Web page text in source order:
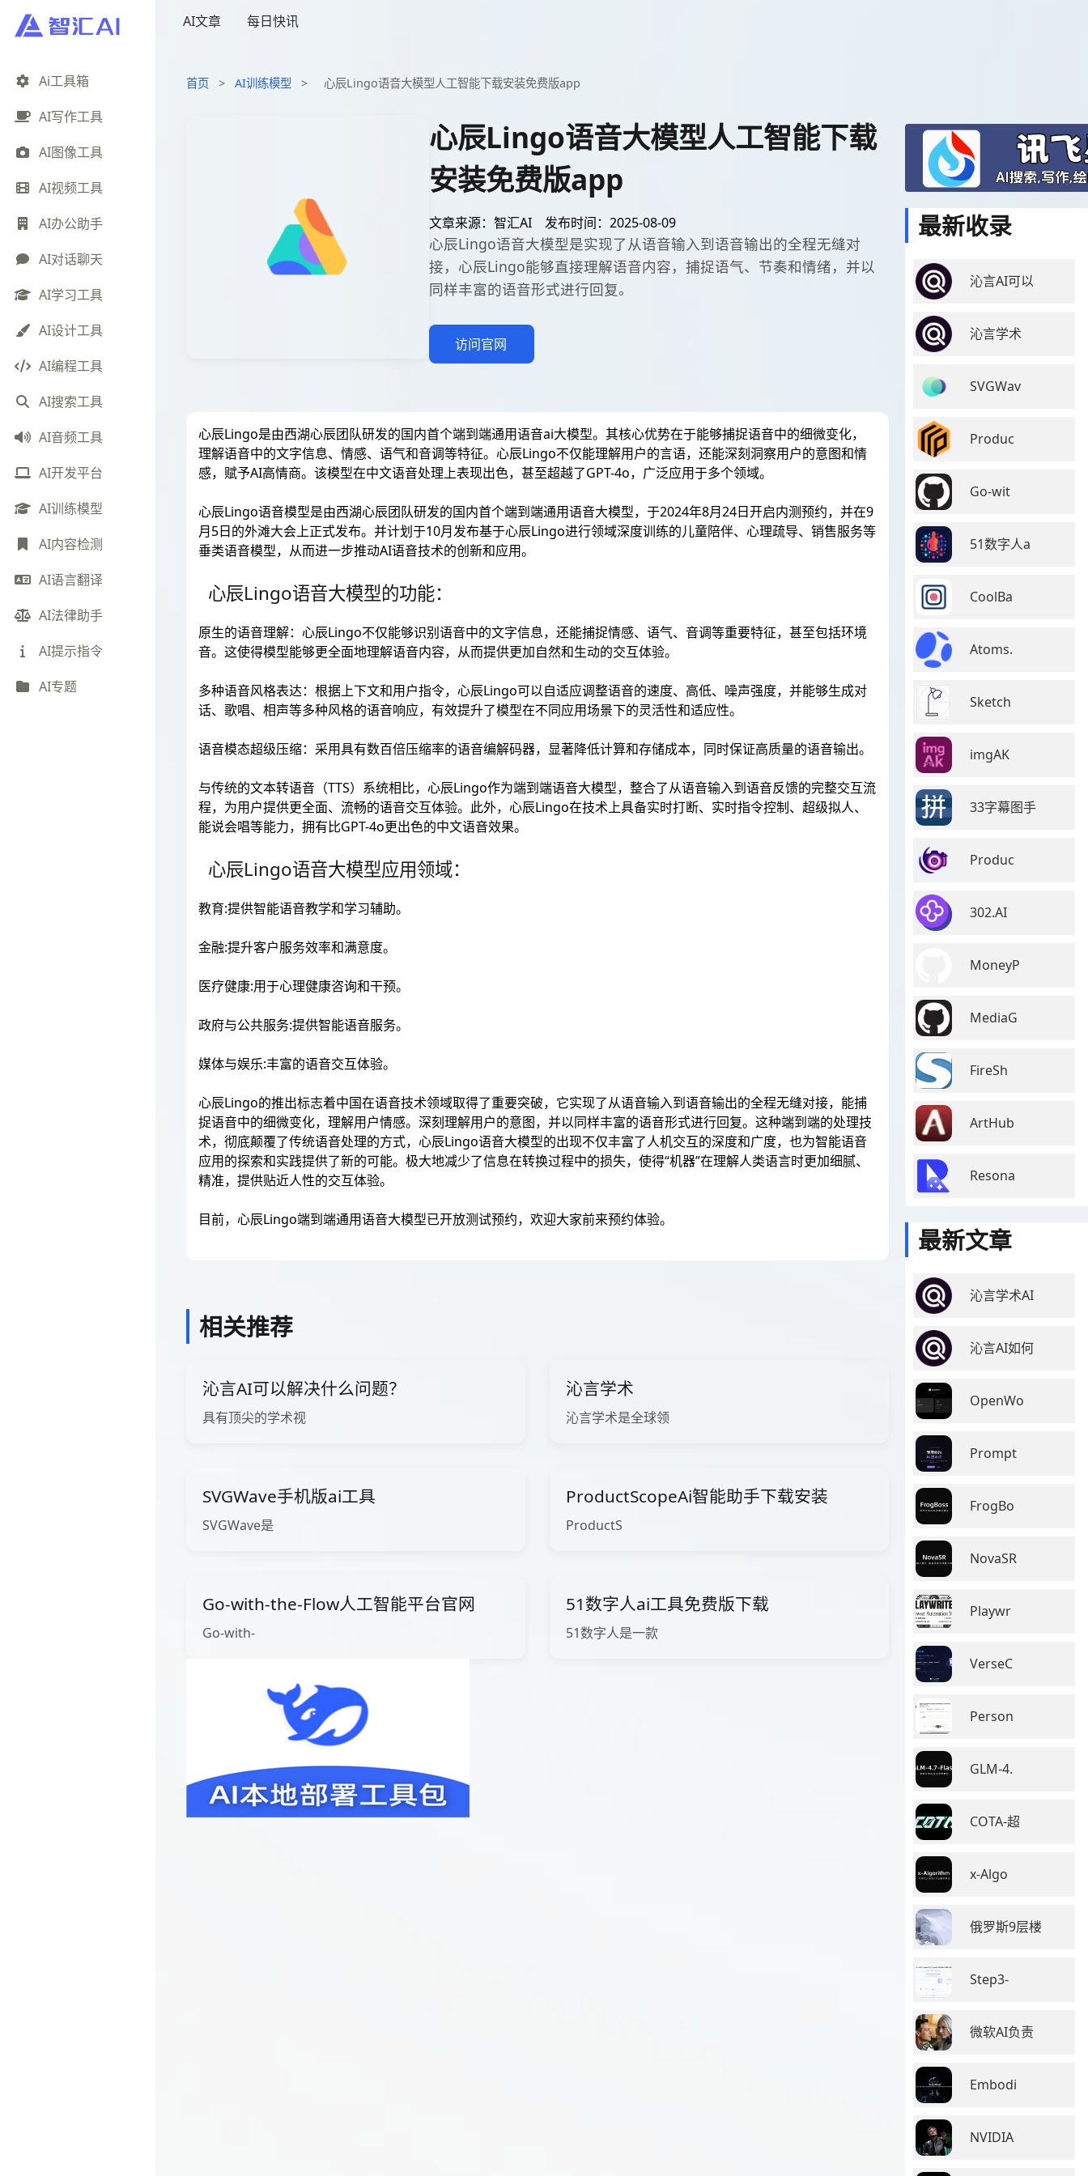
Ai工具箱
AI写作工具
AI图像工具
AI视频工具
AI办公助手
AI对话聊天
AI学习工具
AI设计工具
AI编程工具
AI搜索工具
AI音频工具
AI开发平台
AI训练模型
AI内容检测
AI语言翻译
AI法律助手
AI提示指令
AI专题
AI文章 每日快讯
首页 > AI训练模型 > 心辰Lingo语音大模型人工智能下载安装免费版app
心辰Lingo语音大模型人工智能下载
安装免费版app
文章来源：智汇AI 发布时间：2025-08-09
心辰Lingo语音大模型是实现了从语音输入到语音输出的全程无缝对
接，心辰Lingo能够直接理解语音内容，捕捉语气、节奏和情绪，并以
同样丰富的语音形式进行回复。
访问官网
心辰Lingo是由西湖心辰团队研发的国内首个端到端通用语音ai大模型。其核心优势在于能够捕捉语音中的细微变化，
理解语音中的文字信息、情感、语气和音调等特征。心辰Lingo不仅能理解用户的言语，还能深刻洞察用户的意图和情
感，赋予AI高情商。该模型在中文语音处理上表现出色，甚至超越了GPT-4o，广泛应用于多个领域。
心辰Lingo语音模型是由西湖心辰团队研发的国内首个端到端通用语音大模型，于2024年8月24日开启内测预约，并在9
月5日的外滩大会上正式发布。并计划于10月发布基于心辰Lingo进行领域深度训练的儿童陪伴、心理疏导、销售服务等
垂类语音模型，从而进一步推动AI语音技术的创新和应用。
心辰Lingo语音大模型的功能：
原生的语音理解：心辰Lingo不仅能够识别语音中的文字信息，还能捕捉情感、语气、音调等重要特征，甚至包括环境
音。这使得模型能够更全面地理解语音内容，从而提供更加自然和生动的交互体验。
多种语音风格表达：根据上下文和用户指令，心辰Lingo可以自适应调整语音的速度、高低、噪声强度，并能够生成对
话、歌唱、相声等多种风格的语音响应，有效提升了模型在不同应用场景下的灵活性和适应性。
语音模态超级压缩：采用具有数百倍压缩率的语音编解码器，显著降低计算和存储成本，同时保证高质量的语音输出。
与传统的文本转语音（TTS）系统相比，心辰Lingo作为端到端语音大模型，整合了从语音输入到语音反馈的完整交互流
程，为用户提供更全面、流畅的语音交互体验。此外，心辰Lingo在技术上具备实时打断、实时指令控制、超级拟人、
能说会唱等能力，拥有比GPT-4o更出色的中文语音效果。
心辰Lingo语音大模型应用领域：
教育:提供智能语音教学和学习辅助。
金融:提升客户服务效率和满意度。
医疗健康:用于心理健康咨询和干预。
政府与公共服务:提供智能语音服务。
媒体与娱乐:丰富的语音交互体验。
心辰Lingo的推出标志着中国在语音技术领域取得了重要突破，它实现了从语音输入到语音输出的全程无缝对接，能捕
捉语音中的细微变化，理解用户情感。深刻理解用户的意图，并以同样丰富的语音形式进行回复。这种端到端的处理技
术，彻底颠覆了传统语音处理的方式，心辰Lingo语音大模型的出现不仅丰富了人机交互的深度和广度，也为智能语音
应用的探索和实践提供了新的可能。极大地减少了信息在转换过程中的损失，使得“机器”在理解人类语言时更加细腻、
精准，提供贴近人性的交互体验。
目前，心辰Lingo端到端通用语音大模型已开放测试预约，欢迎大家前来预约体验。
相关推荐
沁言AI可以解决什么问题？
具有顶尖的学术视
沁言学术
沁言学术是全球领
SVGWave手机版ai工具
SVGWave是
ProductScopeAi智能助手下载安装
ProductS
Go-with-the-Flow人工智能平台官网
Go-with-
51数字人ai工具免费版下载
51数字人是一款
最新收录
沁言AI可以
沁言学术
SVGWav
Produc
Go-wit
51数字人a
CoolBa
Atoms.
Sketch
imgAK
33字幕图手
Produc
302.AI
MoneyP
MediaG
FireSh
ArtHub
Resona
最新文章
沁言学术AI
沁言AI如何
OpenWo
Prompt
FrogBo
NovaSR
Playwr
VerseC
Person
GLM-4.
COTA-超
x-Algo
俄罗斯9层楼
Step3-
微软AI负责
Embodi
NVIDIA